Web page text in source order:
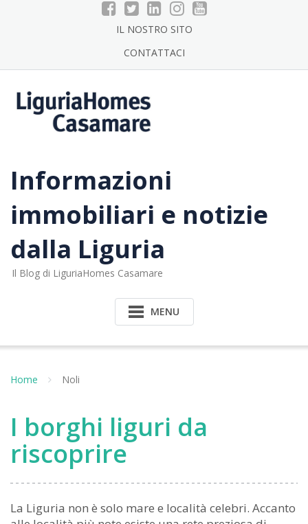
IL NOSTRO SITO
CONTATTACI
Informazioni
immobiliari e notizie
dalla Liguria
Il Blog di LiguriaHomes Casamare
MENU
Home Noli
I borghi liguri da
riscoprire
La Liguria non è solo mare e località celebri. Accanto